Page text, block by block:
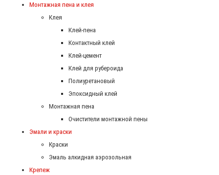
Монтажная пена и клея
Клея
Клей-пена
Контактный клей
Клей-цемент
Клей для рубероида
Полиуретановый
Эпоксидный клей
Монтажная пена
Очистители монтажной пены
Эмали и краски
Краски
Эмаль алкидная аэрозольная
Крепеж